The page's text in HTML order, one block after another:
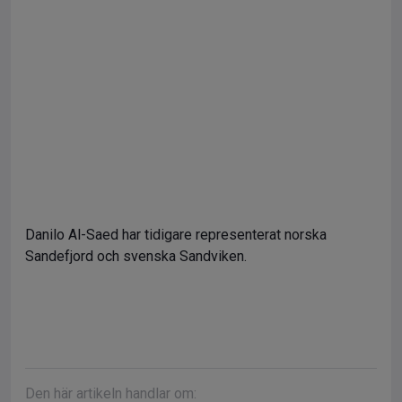
Danilo Al-Saed har tidigare representerat norska
Sandefjord och svenska Sandviken.
Den här artikeln handlar om: